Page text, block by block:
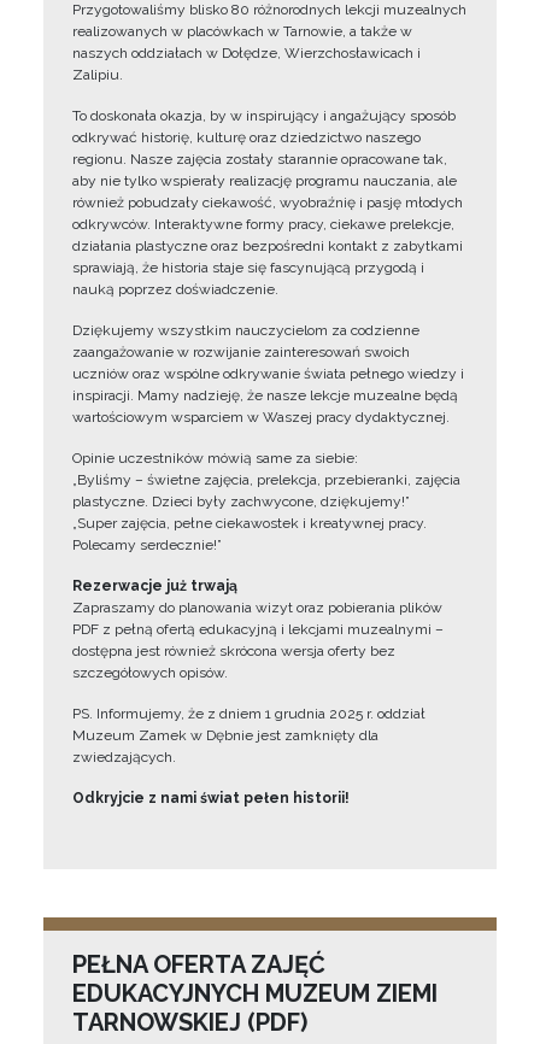
Przygotowaliśmy blisko 80 różnorodnych lekcji muzealnych
realizowanych w placówkach w Tarnowie, a także w
naszych oddziałach w Dołędze, Wierzchosławicach i
Zalipiu.
To doskonała okazja, by w inspirujący i angażujący sposób
odkrywać historię, kulturę oraz dziedzictwo naszego
regionu. Nasze zajęcia zostały starannie opracowane tak,
aby nie tylko wspierały realizację programu nauczania, ale
również pobudzały ciekawość, wyobraźnię i pasję młodych
odkrywców. Interaktywne formy pracy, ciekawe prelekcje,
działania plastyczne oraz bezpośredni kontakt z zabytkami
sprawiają, że historia staje się fascynującą przygodą i
nauką poprzez doświadczenie.
Dziękujemy wszystkim nauczycielom za codzienne
zaangażowanie w rozwijanie zainteresowań swoich
uczniów oraz wspólne odkrywanie świata pełnego wiedzy i
inspiracji. Mamy nadzieję, że nasze lekcje muzealne będą
wartościowym wsparciem w Waszej pracy dydaktycznej.
Opinie uczestników mówią same za siebie:
„Byliśmy – świetne zajęcia, prelekcja, przebieranki, zajęcia
plastyczne. Dzieci były zachwycone, dziękujemy!”
„Super zajęcia, pełne ciekawostek i kreatywnej pracy.
Polecamy serdecznie!”
Rezerwacje już trwają
Zapraszamy do planowania wizyt oraz pobierania plików
PDF z pełną ofertą edukacyjną i lekcjami muzealnymi –
dostępna jest również skrócona wersja oferty bez
szczegółowych opisów.
PS. Informujemy, że z dniem 1 grudnia 2025 r. oddział
Muzeum Zamek w Dębnie jest zamknięty dla
zwiedzających.
Odkryjcie z nami świat pełen historii!
PEŁNA OFERTA ZAJĘĆ
EDUKACYJNYCH MUZEUM ZIEMI
TARNOWSKIEJ (PDF)